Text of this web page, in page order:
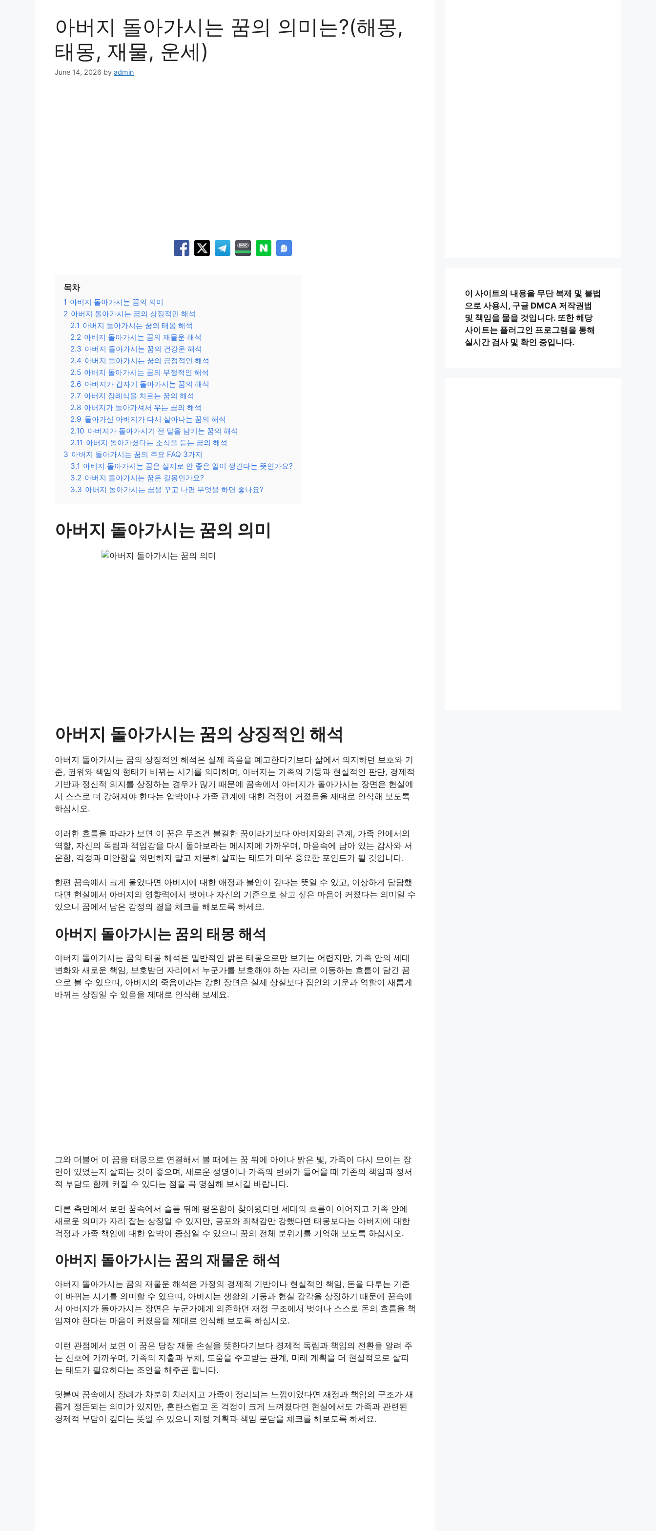
아버지 돌아가시는 꿈의 의미는?(해몽,
태몽, 재물, 운세)
June 14, 2026 by admin
목차
1 아버지 돌아가시는 꿈의 의미
2 아버지 돌아가시는 꿈의 상징적인 해석
2.1 아버지 돌아가시는 꿈의 태몽 해석
2.2 아버지 돌아가시는 꿈의 재물운 해석
2.3 아버지 돌아가시는 꿈의 건강운 해석
2.4 아버지 돌아가시는 꿈의 긍정적인 해석
2.5 아버지 돌아가시는 꿈의 부정적인 해석
2.6 아버지가 갑자기 돌아가시는 꿈의 해석
2.7 아버지 장례식을 치르는 꿈의 해석
2.8 아버지가 돌아가셔서 우는 꿈의 해석
2.9 돌아가신 아버지가 다시 살아나는 꿈의 해석
2.10 아버지가 돌아가시기 전 말을 남기는 꿈의 해석
2.11 아버지 돌아가셨다는 소식을 듣는 꿈의 해석
3 아버지 돌아가시는 꿈의 주요 FAQ 3가지
3.1 아버지 돌아가시는 꿈은 실제로 안 좋은 일이 생긴다는 뜻인가요?
3.2 아버지 돌아가시는 꿈은 길몽인가요?
3.3 아버지 돌아가시는 꿈을 꾸고 나면 무엇을 하면 좋나요?
아버지 돌아가시는 꿈의 의미
아버지 돌아가시는 꿈의 상징적인 해석
아버지 돌아가시는 꿈의 상징적인 해석은 실제 죽음을 예고한다기보다 삶에서 의지하던 보호와 기
준, 권위와 책임의 형태가 바뀌는 시기를 의미하며, 아버지는 가족의 기둥과 현실적인 판단, 경제적
기반과 정신적 의지를 상징하는 경우가 많기 때문에 꿈속에서 아버지가 돌아가시는 장면은 현실에
서 스스로 더 강해져야 한다는 압박이나 가족 관계에 대한 걱정이 커졌음을 제대로 인식해 보도록
하십시오.
이러한 흐름을 따라가 보면 이 꿈은 무조건 불길한 꿈이라기보다 아버지와의 관계, 가족 안에서의
역할, 자신의 독립과 책임감을 다시 돌아보라는 메시지에 가까우며, 마음속에 남아 있는 감사와 서
운함, 걱정과 미안함을 외면하지 말고 차분히 살피는 태도가 매우 중요한 포인트가 될 것입니다.
한편 꿈속에서 크게 울었다면 아버지에 대한 애정과 불안이 깊다는 뜻일 수 있고, 이상하게 담담했
다면 현실에서 아버지의 영향력에서 벗어나 자신의 기준으로 살고 싶은 마음이 커졌다는 의미일 수
있으니 꿈에서 남은 감정의 결을 체크를 해보도록 하세요.
아버지 돌아가시는 꿈의 태몽 해석
아버지 돌아가시는 꿈의 태몽 해석은 일반적인 밝은 태몽으로만 보기는 어렵지만, 가족 안의 세대
변화와 새로운 책임, 보호받던 자리에서 누군가를 보호해야 하는 자리로 이동하는 흐름이 담긴 꿈
으로 볼 수 있으며, 아버지의 죽음이라는 강한 장면은 실제 상실보다 집안의 기운과 역할이 새롭게
바뀌는 상징일 수 있음을 제대로 인식해 보세요.
그와 더불어 이 꿈을 태몽으로 연결해서 볼 때에는 꿈 뒤에 아이나 밝은 빛, 가족이 다시 모이는 장
면이 있었는지 살피는 것이 좋으며, 새로운 생명이나 가족의 변화가 들어올 때 기존의 책임과 정서
적 부담도 함께 커질 수 있다는 점을 꼭 명심해 보시길 바랍니다.
다른 측면에서 보면 꿈속에서 슬픔 뒤에 평온함이 찾아왔다면 세대의 흐름이 이어지고 가족 안에
새로운 의미가 자리 잡는 상징일 수 있지만, 공포와 죄책감만 강했다면 태몽보다는 아버지에 대한
걱정과 가족 책임에 대한 압박이 중심일 수 있으니 꿈의 전체 분위기를 기억해 보도록 하십시오.
아버지 돌아가시는 꿈의 재물운 해석
아버지 돌아가시는 꿈의 재물운 해석은 가정의 경제적 기반이나 현실적인 책임, 돈을 다루는 기준
이 바뀌는 시기를 의미할 수 있으며, 아버지는 생활의 기둥과 현실 감각을 상징하기 때문에 꿈속에
서 아버지가 돌아가시는 장면은 누군가에게 의존하던 재정 구조에서 벗어나 스스로 돈의 흐름을 책
임져야 한다는 마음이 커졌음을 제대로 인식해 보도록 하십시오.
이런 관점에서 보면 이 꿈은 당장 재물 손실을 뜻한다기보다 경제적 독립과 책임의 전환을 알려 주
는 신호에 가까우며, 가족의 지출과 부채, 도움을 주고받는 관계, 미래 계획을 더 현실적으로 살피
는 태도가 필요하다는 조언을 해주곤 합니다.
덧붙여 꿈속에서 장례가 차분히 치러지고 가족이 정리되는 느낌이었다면 재정과 책임의 구조가 새
롭게 정돈되는 의미가 있지만, 혼란스럽고 돈 걱정이 크게 느껴졌다면 현실에서도 가족과 관련된
경제적 부담이 깊다는 뜻일 수 있으니 재정 계획과 책임 분담을 체크를 해보도록 하세요.
이 사이트의 내용을 무단 복제 및 불법
으로 사용시, 구글 DMCA 저작권법
및 책임을 물을 것입니다. 또한 해당
사이트는 플러그인 프로그램을 통해
실시간 검사 및 확인 중입니다.